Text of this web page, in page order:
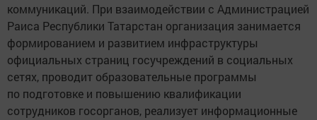
коммуникаций. При взаимодействии с Администрацией
Раиса Республики Татарстан организация занимается
формированием и развитием инфраструктуры
официальных страниц госучреждений в социальных
сетях, проводит образовательные программы
по подготовке и повышению квалификации
сотрудников госорганов, реализует информационные